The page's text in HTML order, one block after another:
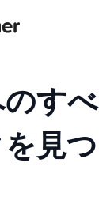
す
見